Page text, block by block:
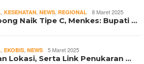
, KESEHATAN, NEWS, REGIONAL 8 Maret 2025
Naik Tipe C, Menkes: Bupati …
, EKOBIS, NEWS 5 Maret 2025
Lokasi, Serta Link Penukaran …